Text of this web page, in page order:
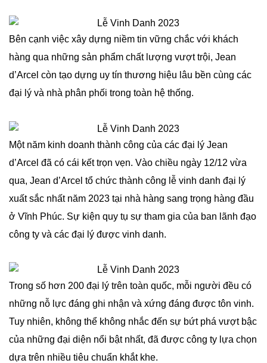
Bên cạnh việc xây dựng niềm tin vững chắc với khách
hàng qua những sản phẩm chất lượng vượt trội, Jean
d’Arcel còn tạo dựng uy tín thương hiệu lâu bền cùng các
đại lý và nhà phân phối trong toàn hệ thống.
Một năm kinh doanh thành công của các đại lý Jean
d’Arcel đã có cái kết trọn vẹn. Vào chiều ngày 12/12 vừa
qua, Jean d’Arcel tổ chức thành công lễ vinh danh đại lý
xuất sắc nhất năm 2023 tại nhà hàng sang trọng hàng đầu
ở Vĩnh Phúc. Sự kiện quy tụ sự tham gia của ban lãnh đạo
công ty và các đại lý được vinh danh.
Trong số hơn 200 đại lý trên toàn quốc, mỗi người đều có
những nỗ lực đáng ghi nhận và xứng đáng được tôn vinh.
Tuy nhiên, không thể không nhắc đến sự bứt phá vượt bậc
của những đại diện nổi bật nhất, đã được công ty lựa chọn
dựa trên nhiều tiêu chuẩn khắt khe.